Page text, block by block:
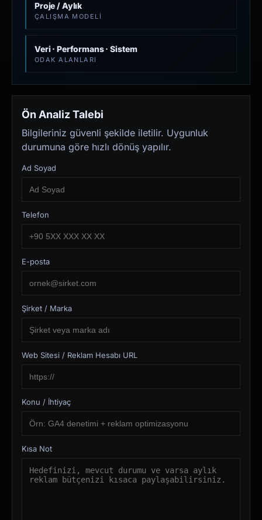
Proje / Aylık
ÇALIŞMA MODELI
Veri · Performans · Sistem
ODAK ALANLARI
Ön Analiz Talebi
Bilgileriniz güvenli şekilde iletilir. Uygunluk
durumuna göre hızlı dönüş yapılır.
Ad Soyad
Telefon
E-posta
Şirket / Marka
Web Sitesi / Reklam Hesabı URL
Konu / İhtiyaç
Kısa Not